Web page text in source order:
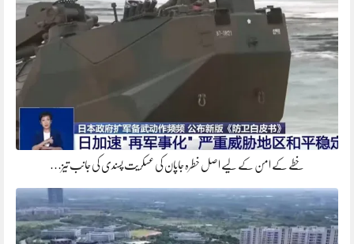
خطے کے امن کے لیے اصل خطرہ جاپان کی عسکریت پسندی کی جانب تیز…